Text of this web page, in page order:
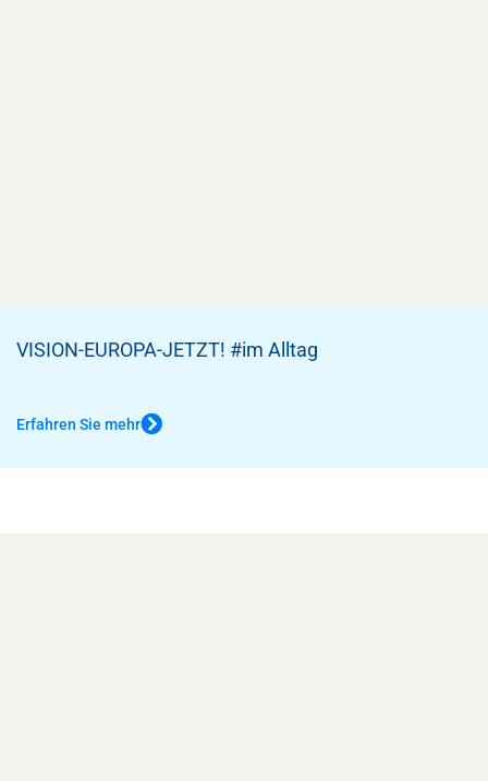
VISION-EUROPA-JETZT! #im Alltag
Erfahren Sie mehr